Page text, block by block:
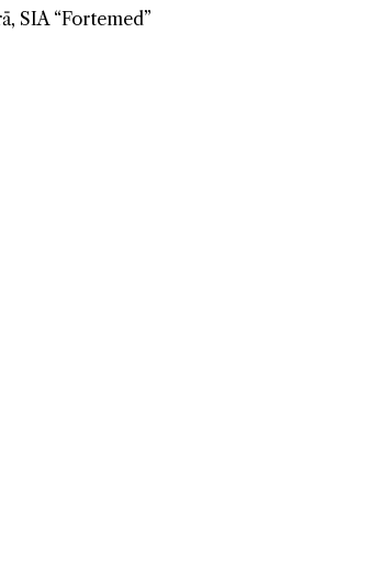
SIA “Fortemed”